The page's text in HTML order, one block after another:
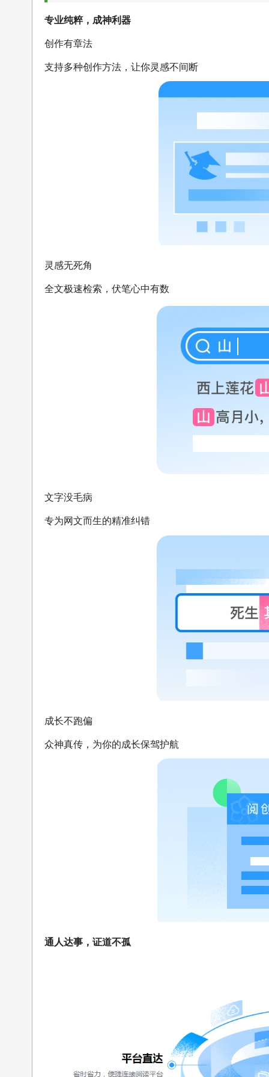
专业纯粹，成神利器
创作有章法
支持多种创作方法，让你灵感不间断
灵感无死角
全文极速检索，伏笔心中有数
文字没毛病
专为网文而生的精准纠错
成长不跑偏
众神真传，为你的成长保驾护航
通人达事，证道不孤